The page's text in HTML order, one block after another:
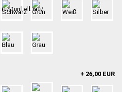
+ 26,00 EUR